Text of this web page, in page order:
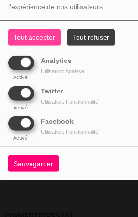
l'expérience de nos utilisateurs.
Tout accepter Tout refuser
Analytics
Activé
Utilisation: Analyse
Twitter
Activé
Utilisation: Fonctionnalité
Facebook
Activé
Utilisation: Fonctionnalité
Sauvegarder
6881VUES